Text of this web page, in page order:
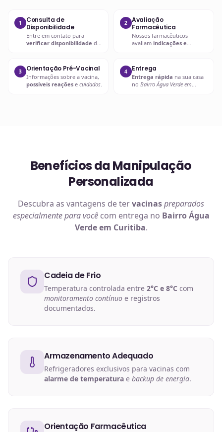
1
Consulta de
Disponibilidade
Entre em contato para
verificar disponibilidade da
2
Avaliação
Farmacêutica
Nossos farmacêuticos
avaliam indicações e
3 Orientação Pré-Vacinal
Informações sobre a vacina,
possíveis reações e cuidados.
4 Entrega
Entrega rápida na sua casa
no Bairro Água Verde em
Benefícios da Manipulação
Personalizada
Descubra as vantagens de tervacinaspreparados
especialmente para vocêcom entrega no Bairro Água
Verde em Curitiba.
Cadeia de Frio
Temperatura controlada entre 2°C e 8°C com
monitoramento contínuo e registros
documentados.
Armazenamento Adequado
Refrigeradores exclusivos para vacinas com
alarme de temperatura e backup de energia.
Orientação Farmacêutica